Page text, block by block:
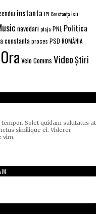
instanta IPJ Constanțaisu
navodariplaja PNL Politica
constantaproces PSD ROMÂNIA
Velo Comms VideoȘtiri
Solet quidam salutatus at
similique ei. Viderer
vim.